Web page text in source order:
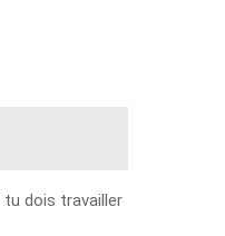
tu dois travailler